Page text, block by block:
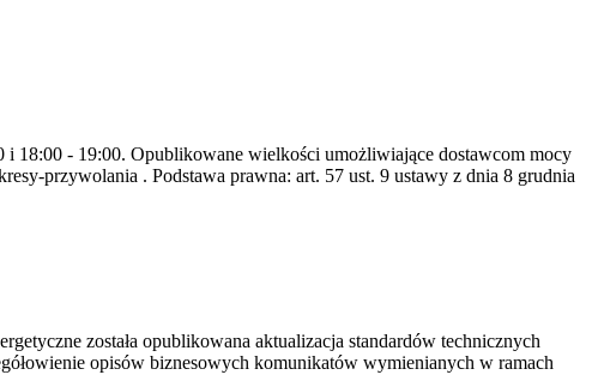
i 18:00 - 19:00. Opublikowane wielkości umożliwiające dostawcom mocy
przywolania . Podstawa prawna: art. 57 ust. 9 ustawy z dnia 8 grudnia
została opublikowana aktualizacja standardów technicznych
opisów biznesowych komunikatów wymienianych w ramach